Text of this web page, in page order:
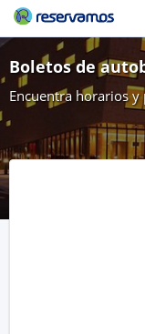
Boletos de
Encuentra horarios